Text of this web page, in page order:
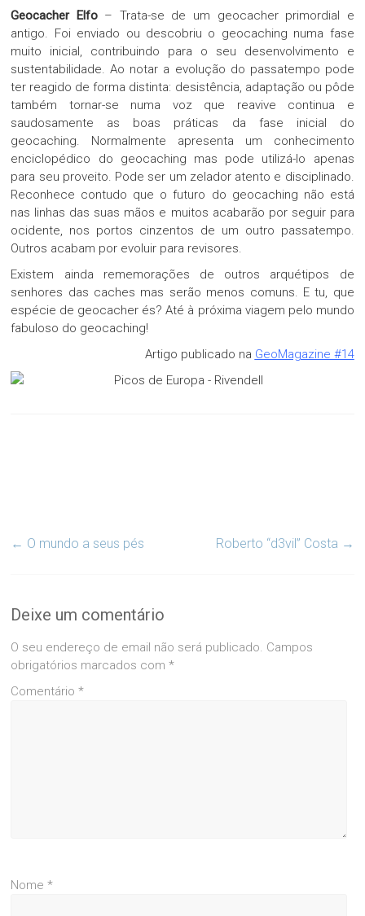
Geocacher Elfo– Trata-se de um geocacher primordial e
antigo. Foi enviado ou descobriu o geocaching numa fase
muito inicial, contribuindo para o seu desenvolvimento e
sustentabilidade. Ao notar a evolução do passatempo pode
ter reagido de forma distinta: desistência, adaptação ou pôde
também tornar-se numa voz que reavive continua e
saudosamente as boas práticas da fase inicial do
geocaching. Normalmente apresenta um conhecimento
enciclopédico do geocaching mas pode utilizá-lo apenas
para seu proveito. Pode ser um zelador atento e disciplinado.
Reconhece contudo que o futuro do geocaching não está
nas linhas das suas mãos e muitos acabarão por seguir para
ocidente, nos portos cinzentos de um outro passatempo.
Outros acabam por evoluir para revisores.
Existem ainda rememorações de outros arquétipos de
senhores das caches mas serão menos comuns. E tu, que
espécie de geocacher és? Até à próxima viagem pelo mundo
fabuloso do geocaching!
Artigo publicado na GeoMagazine #14
← O mundo a seus pés Roberto “d3vil” Costa →
Deixe um comentário
O seu endereço de email não será publicado. Campos
obrigatórios marcados com*
Comentário*
Nome*